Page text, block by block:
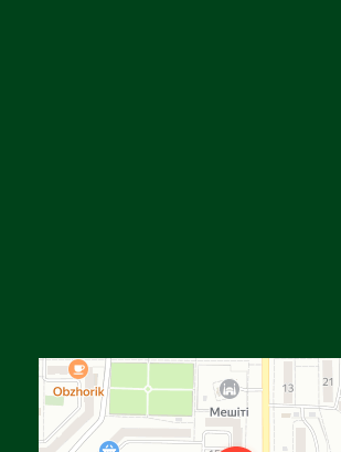
Яндекс Карталар — көлік, навигация,